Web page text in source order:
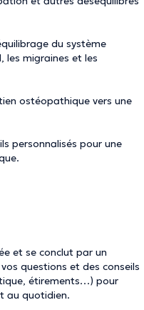
du système
les migraines et les
ostéopathique vers une
personnalisés pour une
et se conclut par un
questions et des conseils
étirements…) pour
au quotidien.